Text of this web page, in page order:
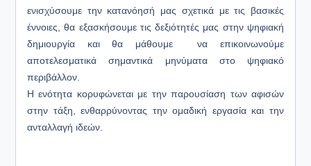
ενισχύσουμε την κατανόησή μας σχετικά με τις βασικές
έννοιες, θα εξασκήσουμε τις δεξιότητές μας στην ψηφιακή
δημιουργία και θα μάθουμε να επικοινωνούμε
αποτελεσματικά σημαντικά μηνύματα στο ψηφιακό
περιβάλλον.
Η ενότητα κορυφώνεται με την παρουσίαση των αφισών
στην τάξη, ενθαρρύνοντας την ομαδική εργασία και την
ανταλλαγή ιδεών.